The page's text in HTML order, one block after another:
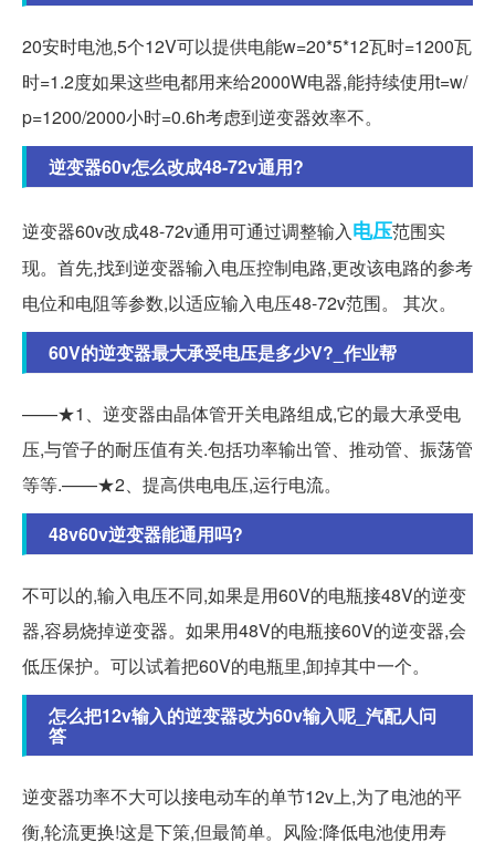
20安时电池,5个12V可以提供电能w=20*5*12瓦时=1200瓦
时=1.2度如果这些电都用来给2000W电器,能持续使用t=w/
p=1200/2000小时=0.6h考虑到逆变器效率不。
逆变器60v怎么改成48-72v通用?
逆变器60v改成48-72v通用可通过调整输入电压范围实
现。首先,找到逆变器输入电压控制电路,更改该电路的参考
电位和电阻等参数,以适应输入电压48-72v范围。 其次。
60V的逆变器最大承受电压是多少V?_作业帮
——★1、逆变器由晶体管开关电路组成,它的最大承受电
压,与管子的耐压值有关.包括功率输出管、推动管、振荡管
等等.——★2、提高供电电压,运行电流。
48v60v逆变器能通用吗?
不可以的,输入电压不同,如果是用60V的电瓶接48V的逆变
器,容易烧掉逆变器。如果用48V的电瓶接60V的逆变器,会
低压保护。可以试着把60V的电瓶里,卸掉其中一个。
怎么把12v输入的逆变器改为60v输入呢_汽配人问
答
逆变器功率不大可以接电动车的单节12v上,为了电池的平
衡,轮流更换!这是下策,但最简单。风险:降低电池使用寿